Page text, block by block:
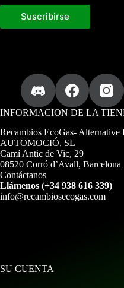
s
a
i
ó
n
Suscribirse
INFORMACION DE LA
Recambios EcoGas- Alternative
AUTOMOCIÓ, SL
Camí Antic de Vic, 29
08520 Corró d’Avall, Barcelona
Contáctanos
Llámenos (+34 938 616 339)
info@recambiosecogas.com
SU CUENTA